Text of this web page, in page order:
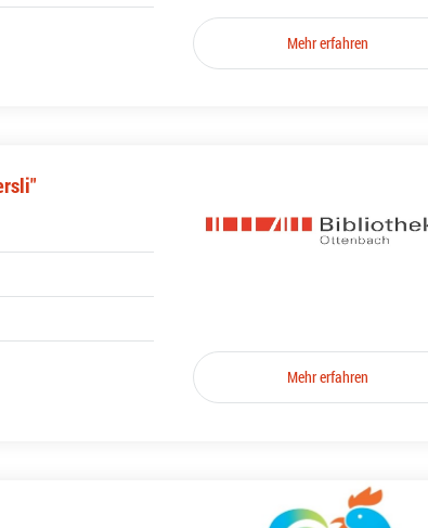
Mehr erfahren
Mehr erfahren